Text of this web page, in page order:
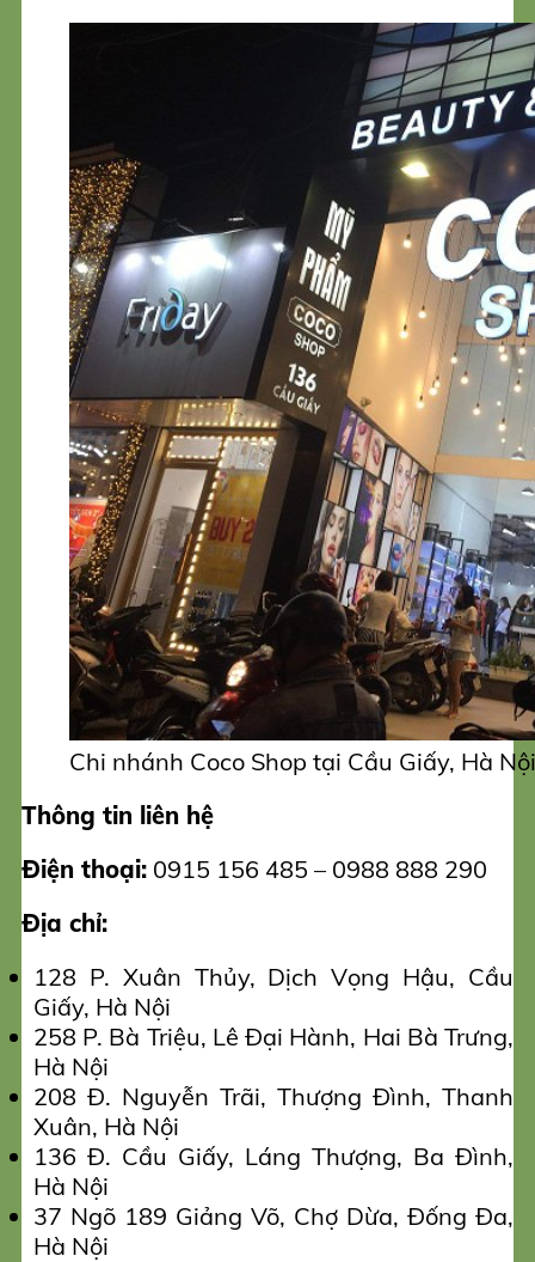
Chi nhánh Coco Shop tại Cầu Giấy, Hà
Thông tin liên hệ
Điện thoại: 0915 156 485 – 0988 888 290
Địa chỉ:
128 P. Xuân Thủy, Dịch Vọng Hậu, Cầu
Giấy, Hà Nội
258 P. Bà Triệu, Lê Đại Hành, Hai Bà Trưng,
Hà Nội
208 Đ. Nguyễn Trãi, Thượng Đình, Thanh
Xuân, Hà Nội
136 Đ. Cầu Giấy, Láng Thượng, Ba Đình,
Hà Nội
37 Ngõ 189 Giảng Võ, Chợ Dừa, Đống Đa,
Hà Nội